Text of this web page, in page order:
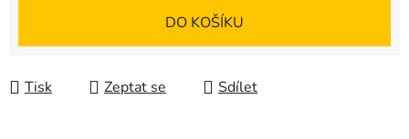
DO KOŠÍKU
Tisk Zeptat se Sdílet